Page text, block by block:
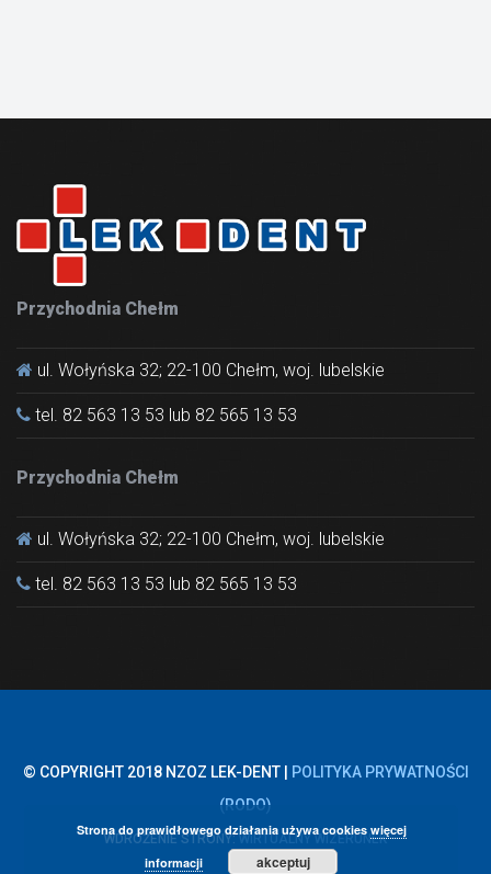
Przychodnia Chełm
ul. Wołyńska 32; 22-100 Chełm, woj. lubelskie
tel. 82 563 13 53 lub 82 565 13 53
Przychodnia Chełm
ul. Wołyńska 32; 22-100 Chełm, woj. lubelskie
tel. 82 563 13 53 lub 82 565 13 53
© COPYRIGHT 2018 NZOZ LEK-DENT |
POLITYKA PRYWATNOŚCI
(RODO)
WDROŻENIE STRONY:WIRTUALNY WIZERUNEK
Strona do prawidłowego działania używa cookies więcej
informacji
akceptuj